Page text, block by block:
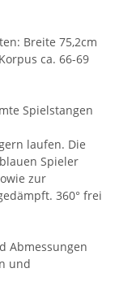
Breite 75,2cm
ca. 66-69
Spielstangen
laufen. Die
Spieler
zur
360° frei
Abmessungen
und